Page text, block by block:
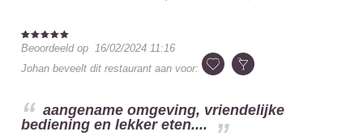
Beoordeeld op16/02/2024 11:16
Johan beveelt dit restaurant aan voor:
aangename omgeving, vriendelijke
bediening en lekker eten....